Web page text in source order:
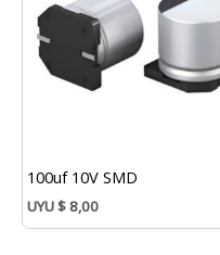
100uf 10V SMD
UYU$8,00